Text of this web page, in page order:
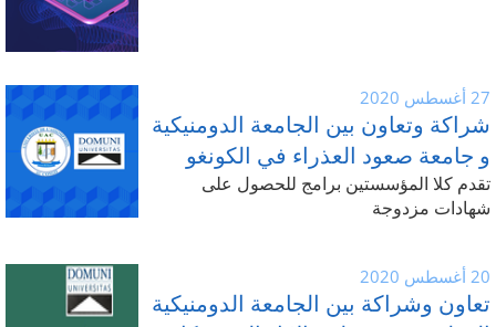
27 أغسطس 2020
شراكة وتعاون بين الجامعة الدومنيكية
و جامعة صعود العذراء في الكونغو
تقدم كلا المؤسستين برامج للحصول على
شهادات مزدوجة
20 أغسطس 2020
تعاون وشراكة بين الجامعة الدومنيكية